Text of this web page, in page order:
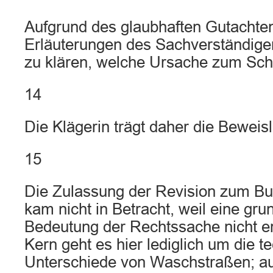
Aufgrund des glaubhaften
Erläuterungen des
zu klären, welche Ursache zum
14
Die Klägerin trägt daher die
15
Die Zulassung der Revision zum
kam nicht in Betracht, weil eine
Bedeutung der Rechtssache nicht
Kern geht es hier lediglich um die
Unterschiede von Waschstraßen;